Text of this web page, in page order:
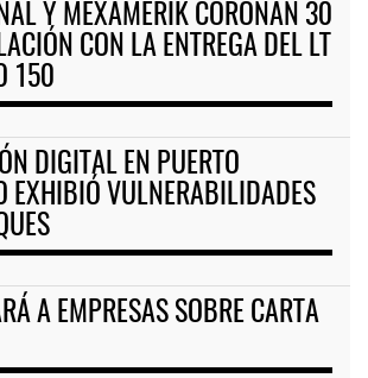
Y MEXAMERIK CORONAN 30
CON LA ENTREGA DEL LT
150
DIGITAL EN PUERTO
EXHIBIÓ VULNERABILIDADES
A EMPRESAS SOBRE CARTA